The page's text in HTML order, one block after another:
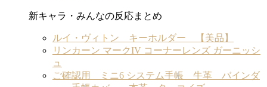
新キャラ・みんなの反応まとめ
ルイ・ヴィトン キーホルダー 【美品】
リンカーン マークIV コーナーレンズ ガーニッシ
ュ
ご確認用 ミニ6 システム手帳 牛革 バインダ